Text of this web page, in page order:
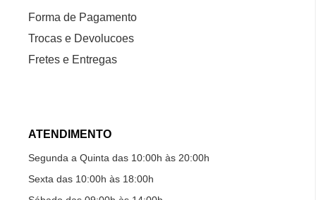
Forma de Pagamento
Trocas e Devolucoes
Fretes e Entregas
ATENDIMENTO
Segunda a Quinta das 10:00h às 20:00h
Sexta das 10:00h às 18:00h